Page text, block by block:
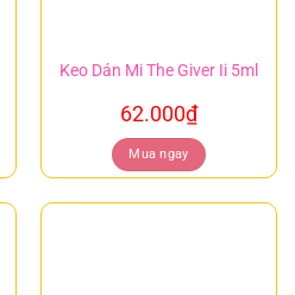
Keo Dán Mi The Giver Ii 5ml
62.000₫
Mua ngay